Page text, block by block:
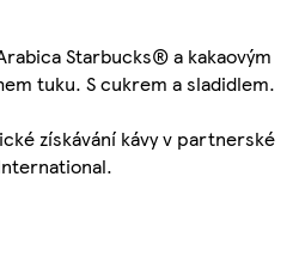
Starbucks® a kakaovým
tuku. S cukrem a sladidlem.
získávání kávy v partnerské